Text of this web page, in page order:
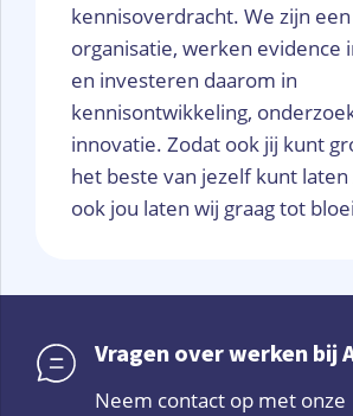
kennisoverdracht. We zijn
organisatie, werken evidence
en investeren daarom in
kennisontwikkeling,
innovatie. Zodat ook jij kunt
het beste van jezelf kunt
ook jou laten wij graag tot
Vragen over werken bij
Neem contact op met onze